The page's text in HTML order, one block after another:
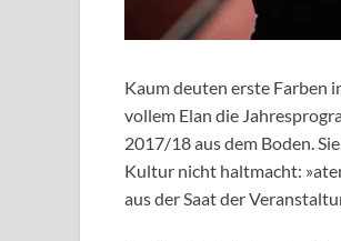
Kaum deuten erste Farben
vollem Elan die
2017/18 aus dem Boden.
Kultur nicht haltmacht:
aus der Saat der